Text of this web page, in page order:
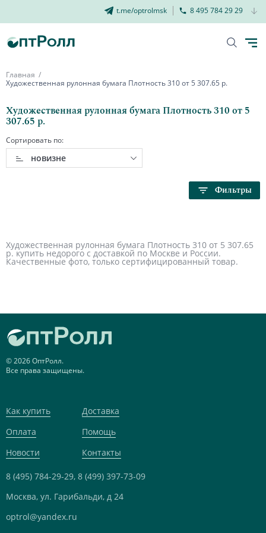
t.me/optrolmsk 8 495 784 29 29
Главная
Художественная рулонная бумага Плотность 310 от 5 307.65 р.
Художественная рулонная бумага Плотность 310 от 5
307.65 р.
Сортировать по:
новизне
Фильтры
Художественная рулонная бумага Плотность 310 от 5 307.65
р. купить недорого с доставкой по Москве и России.
Качественные фото, только сертифицированный товар.
© 2026 ОптРолл.
Все права защищены.
Как купить
Доставка
Оплата
Помощь
Новости
Контакты
8 (495) 784-29-29, 8 (499) 397-73-09
Москва, ул. Гарибальди, д 24
optrol@yandex.ru